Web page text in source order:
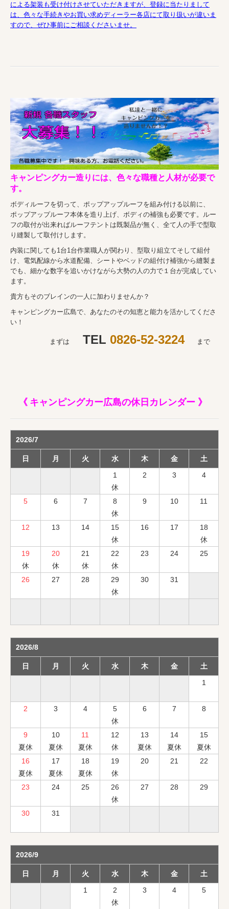
による架装も受け付けさせていただきますが、登録に当たりまして
は、色々な手続きやお買い求めディーラー各店にて取り扱いが違いま
すので、ぜひ事前にご相談くださいませ。
キャンピングカー造りには、色々な職種と人材が必要で
す。
ボディルーフを切って、ポップアップルーフを組み付ける以前に、
ポップアップルーフ本体を造り上げ、ボディの補強も必要です。ルー
フの取付が出来ればルーフテントは既製品が無く、全て人の手で型取
り縫製して取付けします。
内装に関しても1台1台作業職人が関わり、型取り組立てそして組付
け、電気配線から水道配備、シートやベッドの組付け補強から縫製ま
でも、細かな数字を追いかけながら大勢の人の力で１台が完成してい
ます。
貴方もそのブレインの一人に加わりませんか？
キャンピングカー広島で、あなたのその知恵と能力を活かしてくださ
い！
まずは TEL 0826-52-3224 まで
《 キャンピングカー広島の休日カレンダー 》
2026/7
日 月 火 水 木 金
土
1
休
2 3 4
5 6 7
8
休
9 10 11
12 13 14
15
休
16 17
18
休
19
休
20
休
21
休
22
休
23 24 25
26 27 28
29
休
30 31
2026/8
日 月 火 水 木 金
土
1
2 3 4
5
休
6 7 8
9
夏休
10
夏休
11
夏休
12
休
13
夏休
14
夏休
15
夏休
16
夏休
17
夏休
18
夏休
19
休
20 21 22
23 24 25
26
休
27 28 29
30 31
2026/9
日 月 火 水 木 金
土
1
2
休
3 4 5